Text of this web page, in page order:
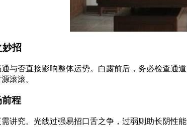
妙招
与否直接影响整体运势。白露前后，务必检查通
滚滚。
程
讲究。光线过强易招口舌之争，过弱则助长阴性